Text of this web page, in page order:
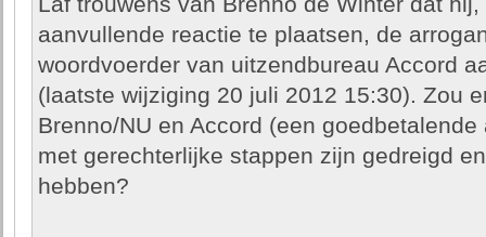
aanvullende reactie te plaatsen, de
woordvoerder van uitzendbureau Accord
(laatste wijziging 20 juli 2012 15:30). Zou
Brenno/NU en Accord (een
met gerechterlijke stappen zijn gedreigd
hebben?